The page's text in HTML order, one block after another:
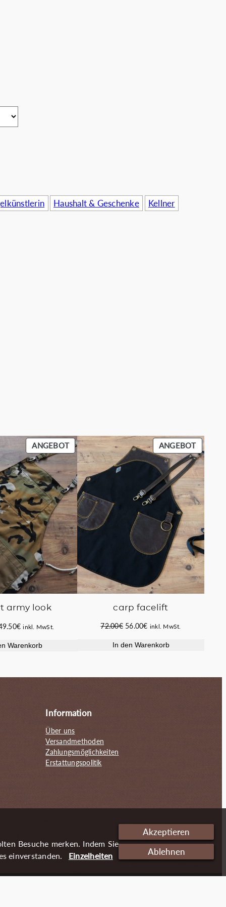
Haushalt & Geschenke
Kellner
ANGEBOTPRODUKT
IM
ANGEBOT
army look
€Aktueller
ist:
inkl. MwSt.
Warenkorb
ANGEBOT
IM
carp facelift
72.00€ Ursprünglicher
war:
56.00€Aktueller
ist:
inkl. MwSt.
In den Warenkorb
Information
Über uns
Versandmethoden
Zahlungsmöglichkeiten
Erstattungspolitik
Besuche merken. Indem Sie
einverstanden.
Einzelheiten
Akzeptieren
Ablehnen